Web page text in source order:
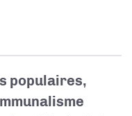
populaires,